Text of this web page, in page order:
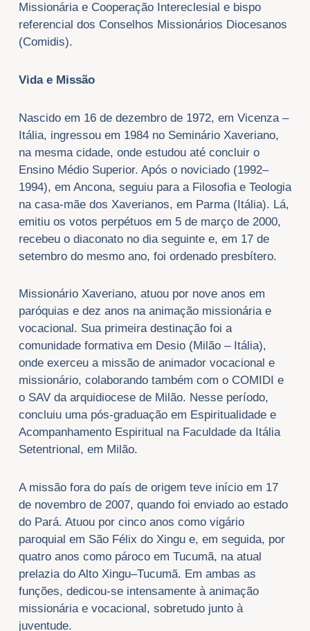
Missionária e Cooperação Intereclesial e bispo
referencial dos Conselhos Missionários Diocesanos
(Comidis).
Vida e Missão
Nascido em 16 de dezembro de 1972, em Vicenza –
Itália, ingressou em 1984 no Seminário Xaveriano,
na mesma cidade, onde estudou até concluir o
Ensino Médio Superior. Após o noviciado (1992–
1994), em Ancona, seguiu para a Filosofia e Teologia
na casa-mãe dos Xaverianos, em Parma (Itália). Lá,
emitiu os votos perpétuos em 5 de março de 2000,
recebeu o diaconato no dia seguinte e, em 17 de
setembro do mesmo ano, foi ordenado presbítero.
Missionário Xaveriano, atuou por nove anos em
paróquias e dez anos na animação missionária e
vocacional. Sua primeira destinação foi a
comunidade formativa em Desio (Milão – Itália),
onde exerceu a missão de animador vocacional e
missionário, colaborando também com o COMIDI e
o SAV da arquidiocese de Milão. Nesse período,
concluiu uma pós-graduação em Espiritualidade e
Acompanhamento Espiritual na Faculdade da Itália
Setentrional, em Milão.
A missão fora do país de origem teve início em 17
de novembro de 2007, quando foi enviado ao estado
do Pará. Atuou por cinco anos como vigário
paroquial em São Félix do Xingu e, em seguida, por
quatro anos como pároco em Tucumã, na atual
prelazia do Alto Xingu–Tucumã. Em ambas as
funções, dedicou-se intensamente à animação
missionária e vocacional, sobretudo junto à
juventude.